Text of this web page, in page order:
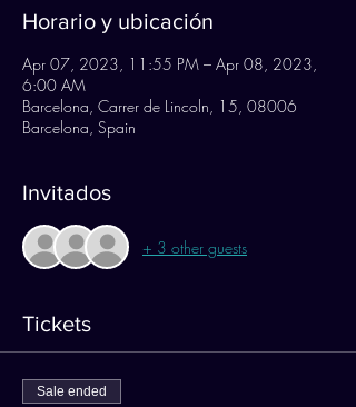
Horario y ubicación
Apr 07, 2023, 11:55 PM – Apr 08, 2023,
6:00 AM
Barcelona, Carrer de Lincoln, 15, 08006
Barcelona, Spain
Invitados
+ 3 other guests
Tickets
Sale ended